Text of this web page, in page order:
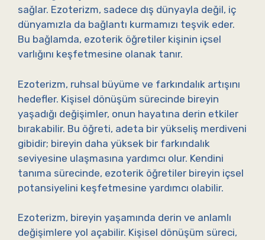
sağlar. Ezoterizm, sadece dış dünyayla değil, iç
dünyamızla da bağlantı kurmamızı teşvik eder.
Bu bağlamda, ezoterik öğretiler kişinin içsel
varlığını keşfetmesine olanak tanır.
Ezoterizm, ruhsal büyüme ve farkındalık artışını
hedefler. Kişisel dönüşüm sürecinde bireyin
yaşadığı değişimler, onun hayatına derin etkiler
bırakabilir. Bu öğreti, adeta bir yükseliş merdiveni
gibidir; bireyin daha yüksek bir farkındalık
seviyesine ulaşmasına yardımcı olur. Kendini
tanıma sürecinde, ezoterik öğretiler bireyin içsel
potansiyelini keşfetmesine yardımcı olabilir.
Ezoterizm, bireyin yaşamında derin ve anlamlı
değişimlere yol açabilir. Kişisel dönüşüm süreci,